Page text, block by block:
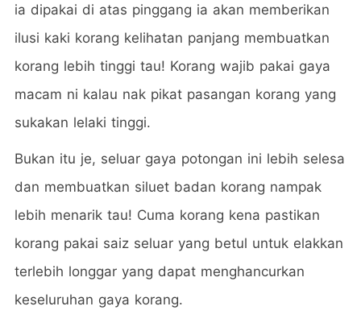
ia dipakai di atas pinggang ia akan memberikan
ilusi kaki korang kelihatan panjang membuatkan
korang lebih tinggi tau! Korang wajib pakai gaya
macam ni kalau nak pikat pasangan korang yang
sukakan lelaki tinggi.
Bukan itu je, seluar gaya potongan ini lebih selesa
dan membuatkan siluet badan korang nampak
lebih menarik tau! Cuma korang kena pastikan
korang pakai saiz seluar yang betul untuk elakkan
terlebih longgar yang dapat menghancurkan
keseluruhan gaya korang.